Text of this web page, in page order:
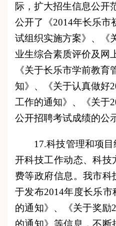
际，扩大招生信息公开
公开了《2014年长乐市
试组织实施方案》、《
业生综合素质评价及网
《关于长乐市学前教育
知》、《关于认真做好
工作的通知》、《关于
公开招聘考试成绩的公
17.科技管理和项
开科技工作动态、科
费等政府信息。我市
于发布2014年度长乐
的通知》、《关于奖励
的通知》等信息，不